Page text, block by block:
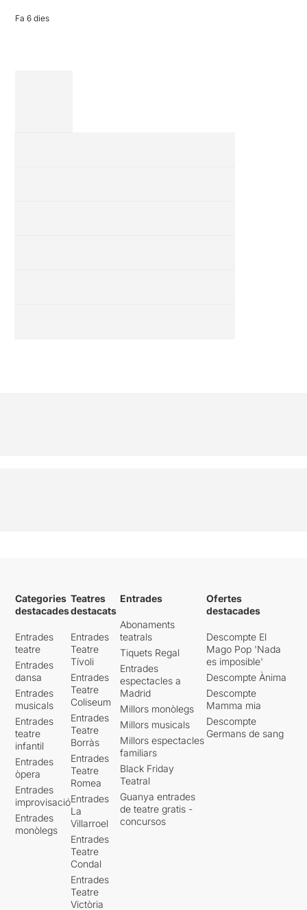
Fa 6 dies
Categories
destacades
Entrades
teatre
Entrades
dansa
Entrades
musicals
Entrades
teatre
infantil
Entrades
òpera
Entrades
improvisació
Entrades
monòlegs
Teatres
destacats
Entrades
Teatre
Tívoli
Entrades
Teatre
Coliseum
Entrades
Teatre
Borràs
Entrades
Teatre
Romea
Entrades
La
Villarroel
Entrades
Teatre
Condal
Entrades
Teatre
Victòria
Entrades
Abonaments
teatrals
Tiquets Regal
Entrades
espectacles a
Madrid
Millors monòlegs
Millors musicals
Millors espectacles
familiars
Black Friday
Teatral
Guanya entrades
de teatre gratis -
concursos
Ofertes
destacades
Descompte El
Mago Pop 'Nada
es imposible'
Descompte Ànima
Descompte
Mamma mia
Descompte
Germans de sang